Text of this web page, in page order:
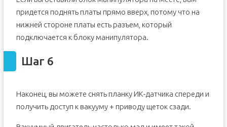
придется поднять платы прямо вверх, потому что на
нижней стороне платы есть разъем, который
подключается к блоку манипулятора.
Шаг 6
Наконец, вы можете снять планку ИК-датчика спереди и
получить доступ к вакууму + приводу щеток сзади.